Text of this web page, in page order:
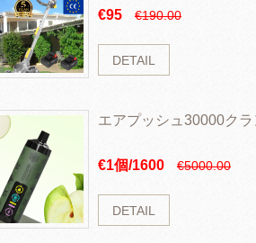
rapidamente
€95 €190.00
DETAIL
エアプッシュ30000ク
€1個/1600 €5000.00
DETAIL